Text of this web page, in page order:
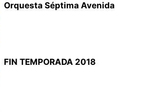
Orquesta Séptima Avenida
FIN TEMPORADA 2018